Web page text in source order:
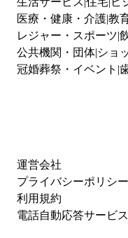
医療・健康・介護教
レジャー・スポーツ
公共機関・団体 ショ
冠婚葬祭・イベント
運営会社
プライバシーポリシー
利用規約
電話自動応答サービ